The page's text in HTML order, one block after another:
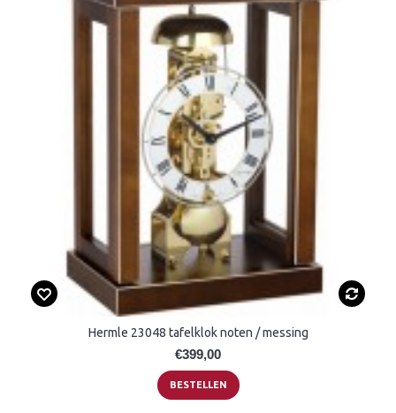
Hermle 23048 tafelklok noten / messing
€399,00
BESTELLEN